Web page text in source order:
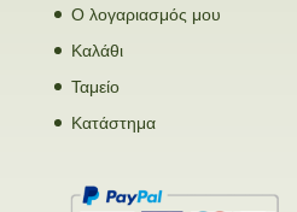
Ο λογαριασμός μου
Καλάθι
Ταμείο
Κατάστημα